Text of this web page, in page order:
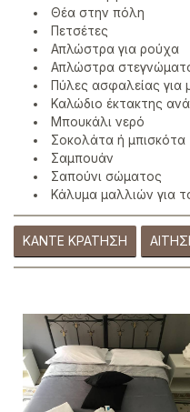
Θέα στην πόλη
Πετσέτες
Απλώστρα για ρούχα
Απλώστρα
Πύλες ασφαλείας για
Καλώδιο έκτακτης
Μπουκάλι νερό
Σοκολάτα ή μπισκότα
Σαμπουάν
Σαπούνι σώματος
Κάλυμα μαλλιών για
ΚΆΝΤΕ ΚΡΆΤΗΣΗ